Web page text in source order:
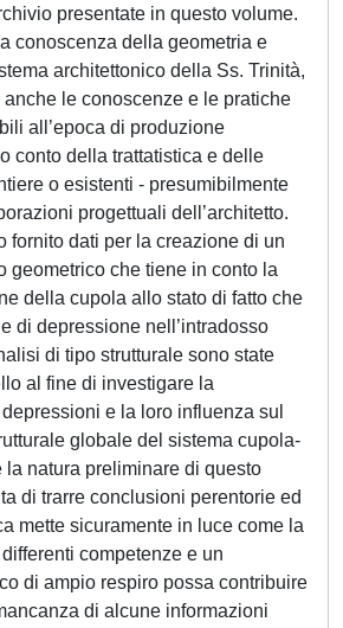
presentate in questo volume.
conoscenza della geometria e
architettonico della Ss. Trinità,
le conoscenze e le pratiche
all’epoca di produzione
conto della trattatistica e delle
o esistenti - presumibilmente
progettuali dell’architetto.
fornito dati per la creazione di un
geometrico che tiene in conto la
della cupola allo stato di fatto che
di depressione nell’intradosso
di tipo strutturale sono state
al fine di investigare la
e la loro influenza sul
globale del sistema cupola-
la natura preliminare di questo
di trarre conclusioni perentorie ed
mette sicuramente in luce come la
competenze e un
di ampio respiro possa contribuire
di alcune informazioni